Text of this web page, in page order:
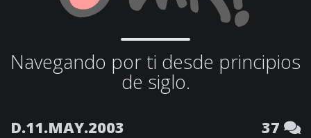
Navegando por ti desde principios
de siglo.
D.11.MAY.2003 37